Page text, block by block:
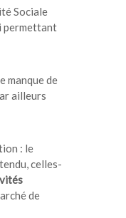
Sociale
permettant
manque de
ailleurs
: le
celles-
de